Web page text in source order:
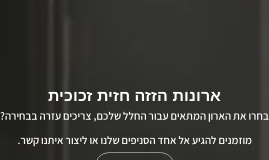
ארונות הזזה חזית זכוכית
בחרו את הארון המתאים עבור החלל שלכם, צריכים עזרה בבחירה?
מוזמנים להגיע אל אחד הסניפים שלנו או ליצור איתנו קשר.